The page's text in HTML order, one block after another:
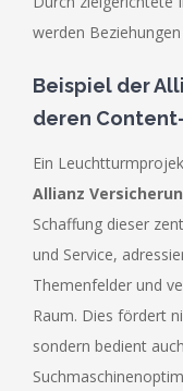
werden
Beispiel der
deren
Ein
Allianz
Schaffung dieser
und Service,
Themenfelder und
Raum. Dies fördert
sondern bedient